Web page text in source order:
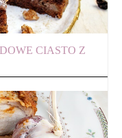
CIASTO Z